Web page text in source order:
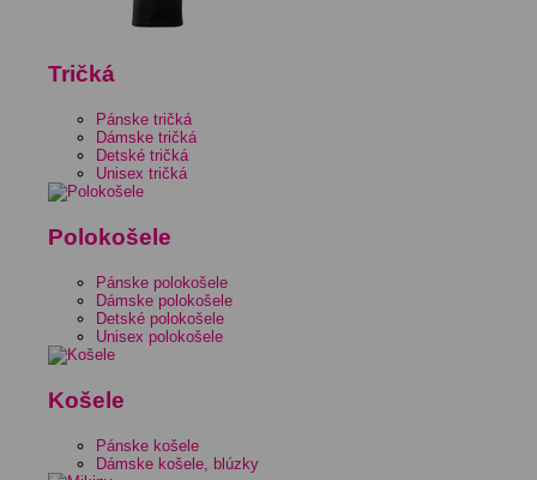
Tričká
Pánske tričká
Dámske tričká
Detské tričká
Unisex tričká
Polokošele
Pánske polokošele
Dámske polokošele
Detské polokošele
Unisex polokošele
Košele
Pánske košele
Dámske košele, blúzky